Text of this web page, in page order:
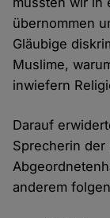
übernommen
Gläubige
Muslime,
inwiefern
Darauf
Sprecherin der
anderem